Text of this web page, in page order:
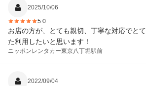
2025/10/06
5.0
お店の方が、とても親切、丁寧な対応でと
た利用したいと思います！
ニッポンレンタカー東京八丁堀駅前
2022/09/04